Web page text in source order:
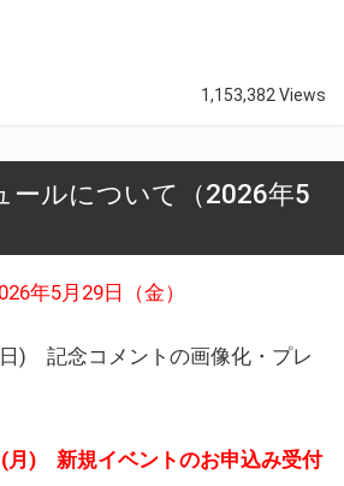
1,153,382 Views
ールについて（2026年5
年5月29日（金）
日) 記念コメントの画像化・プレ
(月) 新規イベントのお申込み受付